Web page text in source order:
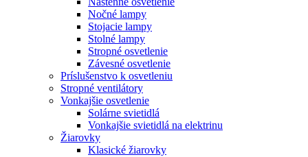
Nočné lampy
Stojacie lampy
Stolné lampy
Stropné osvetlenie
Závesné osvetlenie
Príslušenstvo k osvetleniu
Stropné ventilátory
Vonkajšie osvetlenie
Solárne svietidlá
Vonkajšie svietidlá na elektrinu
Žiarovky
Klasické žiarovky